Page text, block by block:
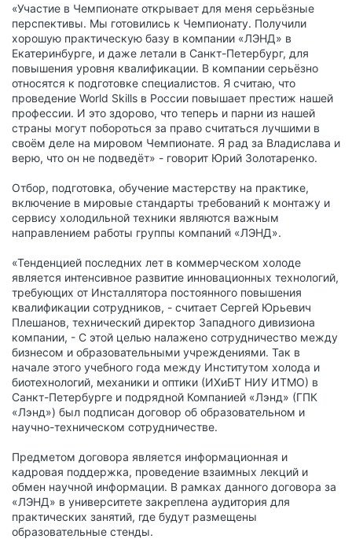
«Участие в Чемпионате открывает для меня серьёзные
перспективы. Мы готовились к Чемпионату. Получили
хорошую практическую базу в компании «ЛЭНД» в
Екатеринбурге, и даже летали в Санкт-Петербург, для
повышения уровня квалификации. В компании серьёзно
относятся к подготовке специалистов. Я считаю, что
проведение World Skills в России повышает престиж нашей
профессии. И это здорово, что теперь и парни из нашей
страны могут побороться за право считаться лучшими в
своём деле на мировом Чемпионате. Я рад за Владислава и
верю, что он не подведёт» - говорит Юрий Золотаренко.
Отбор, подготовка, обучение мастерству на практике,
включение в мировые стандарты требований к монтажу и
сервису холодильной техники являются важным
направлением работы группы компаний «ЛЭНД».
«Тенденцией последних лет в коммерческом холоде
является интенсивное развитие инновационных технологий,
требующих от Инсталлятора постоянного повышения
квалификации сотрудников, - считает Сергей Юрьевич
Плешанов, технический директор Западного дивизиона
компании, - С этой целью налажено сотрудничество между
бизнесом и образовательными учреждениями. Так в
начале этого учебного года между Институтом холода и
биотехнологий, механики и оптики (ИХиБТ НИУ ИТМО) в
Санкт-Петербурге и подрядной Компанией «Лэнд» (ГПК
«Лэнд») был подписан договор об образовательном и
научно-техническом сотрудничестве.
Предметом договора является информационная и
кадровая поддержка, проведение взаимных лекций и
обмен научной информации. В рамках данного договора за
«ЛЭНД» в университете закреплена аудитория для
практических занятий, где будут размещены
образовательные стенды.